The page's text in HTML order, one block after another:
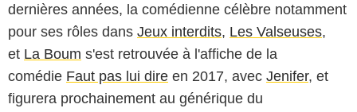
dernières années, la comédienne célèbre notamment
pour ses rôles dans Jeux interdits, Les Valseuses,
et La Boum s'est retrouvée à l'affiche de la
comédie Faut pas lui dire en 2017, avec Jenifer, et
figurera prochainement au générique du